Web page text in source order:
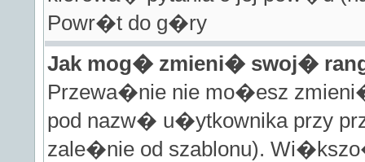
Powr�t do g�ry
Jak mog� zmieni� swoj�
Przewa�nie nie mo�esz
pod nazw� u�ytkownika przy
zale�nie od szablonu).